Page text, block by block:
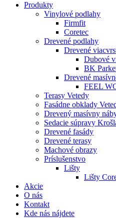
Produkty
Vinylové podlahy
Firmfit
Coretec
Drevené podlahy
Drevené
Dubové
BK
Drevené
FEEL
Terasy Vetedy
Fasádne obklady
Drevený masívny
Sedacie súpravy
Drevené fasády
Drevené terasy
Machové obrazy
Príslušenstvo
Lišty
Lišty
Akcie
O nás
Kontakt
Kde nás nájdete